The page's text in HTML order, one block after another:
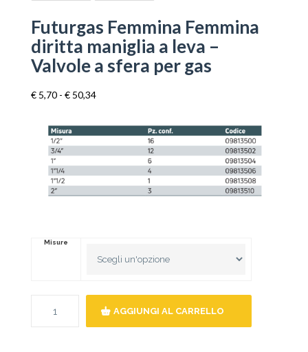
Futurgas Femmina Femmina
diritta maniglia a leva –
Valvole a sfera per gas
€ 5,70 - € 50,34Fascia
da
€ 50,34
Misure
AGGIUNGI AL CARRELLO